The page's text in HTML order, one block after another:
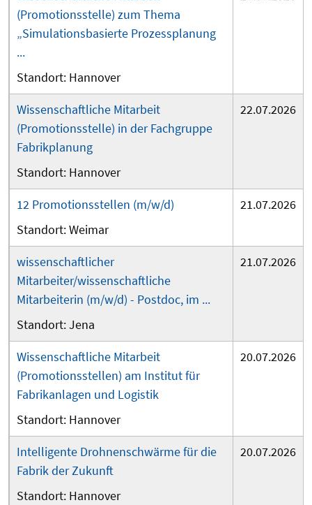
(Promotionsstelle) zum Thema
„Simulationsbasierte Prozessplanung
...
Hannover
Wissenschaftliche Mitarbeit
(Promotionsstelle) in der Fachgruppe
Fabrikplanung
Hannover
22.07.2026
12 Promotionsstellen (m/w/d)
Weimar
21.07.2026
wissenschaftlicher
Mitarbeiter/wissenschaftliche
Mitarbeiterin (m/w/d) - Postdoc, im ...
Jena
21.07.2026
Wissenschaftliche Mitarbeit
(Promotionsstellen) am Institut für
Fabrikanlagen und Logistik
Hannover
20.07.2026
Intelligente Drohnenschwärme für die
Fabrik der Zukunft
Hannover
20.07.2026